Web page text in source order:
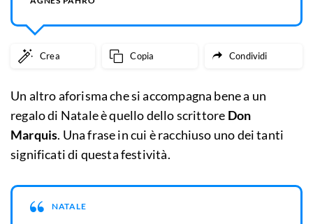
Crea Copia Condividi
Un altro aforisma che si accompagna bene a un
regalo di Natale è quello dello scrittore Don
Marquis. Una frase in cui è racchiuso uno dei tanti
significati di questa festività.
NATALE